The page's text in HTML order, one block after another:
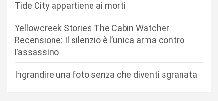
Tide City appartiene ai morti
Yellowcreek Stories The Cabin Watcher
Recensione: Il silenzio è l’unica arma contro
l’assassino
Ingrandire una foto senza che diventi sgranata